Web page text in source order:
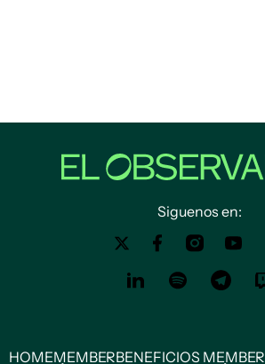
Siguenos en:
HOMEMEMBERBENEFICIOS MEMBER